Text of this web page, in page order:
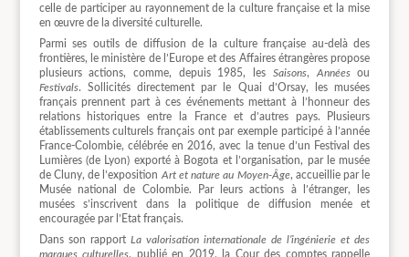
celle de participer au rayonnement de la culture française et la mise
en œuvre de la diversité culturelle.
Parmi ses outils de diffusion de la culture française au-delà des
frontières, le ministère de l’Europe et des Affaires étrangères propose
plusieurs actions, comme, depuis 1985, les Saisons, Annéesou
Festivals. Sollicités directement par le Quai d’Orsay, les musées
français prennent part à ces événements mettant à l’honneur des
relations historiques entre la France et d’autres pays. Plusieurs
établissements culturels français ont par exemple participé à l’année
France-Colombie, célébrée en 2016, avec la tenue d’un Festival des
Lumières (de Lyon) exporté à Bogota et l’organisation, par le musée
de Cluny, de l’exposition Art et nature au Moyen-Âge, accueillie par le
Musée national de Colombie. Par leurs actions à l’étranger, les
musées s’inscrivent dans la politique de diffusion menée et
encouragée par l’Etat français.
Dans son rapport La valorisation internationale de l’ingénierie et des
marques culturelles, publié en 2019, la Cour des comptes rappelle